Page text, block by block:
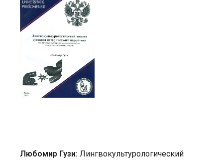
Любомир Гузи: Лингвокультурологический